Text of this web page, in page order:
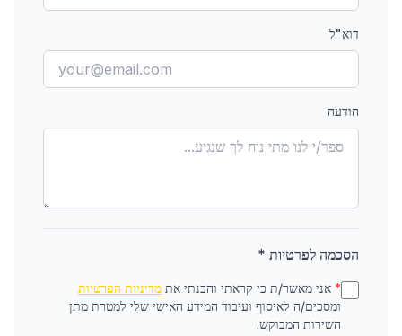
דוא"ל
הודעה
הסכמה לפרטיות *
* אני מאשר/ת כי קראתי והבנתי את מדיניות הפרטיות
ומסכים/ה לאיסוף ועיבוד המידע האישי שלי למטרת מתן
השירות המבוקש.